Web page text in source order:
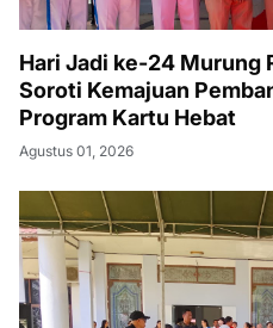
Hari Jadi ke-24 Murung
Soroti Kemajuan
Program Kartu Hebat
Agustus 01, 2026